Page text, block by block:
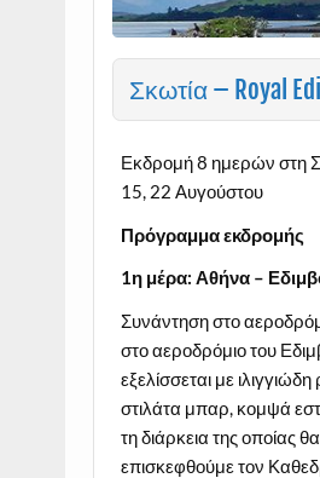
Σκωτία – Royal
Εκδρομή 8 ημερών στη
15, 22 Αυγούστου
Πρόγραμμα εκδρομής
1η μέρα: Αθήνα –
Συνάντηση στο
στο αεροδρόμιο του
εξελίσσεται με
στιλάτα μπαρ, κομψά
τη διάρκεια της οποίας
επισκεφθούμε τον